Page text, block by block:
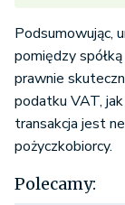
Podsumowując,
pomiędzy
prawnie
podatku VAT,
transakcja jest
pożyczkobiorcy.
Polecamy: